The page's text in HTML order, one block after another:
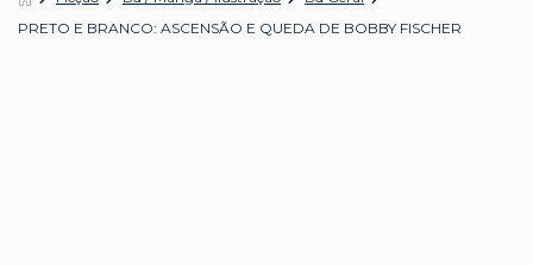
PRETO E BRANCO: ASCENSÃO E QUEDA DE BOBBY FISCHER